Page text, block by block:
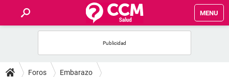
MENU
FOROS
Foros Embarazo